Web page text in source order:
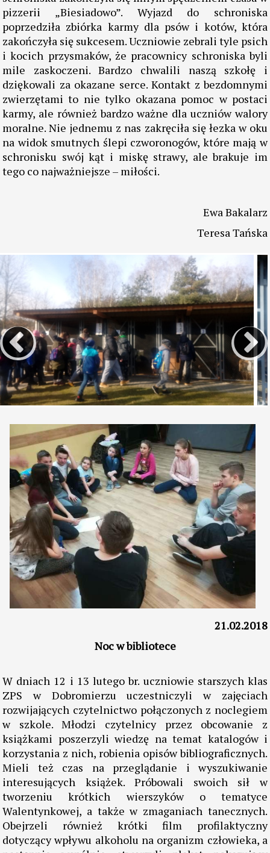
pizzerii „Biesiadowo”. Wyjazd do schroniska
poprzedziła zbiórka karmy dla psów i kotów, która
zakończyła się sukcesem. Uczniowie zebrali tyle psich
i kocich przysmaków, że pracownicy schroniska byli
mile zaskoczeni. Bardzo chwalili naszą szkołę i
dziękowali za okazane serce. Kontakt z bezdomnymi
zwierzętami to nie tylko okazana pomoc w postaci
karmy, ale również bardzo ważne dla uczniów walory
moralne. Nie jednemu z nas zakręciła się łezka w oku
na widok smutnych ślepi czworonogów, które mają w
schronisku swój kąt i miskę strawy, ale brakuje im
tego co najważniejsze – miłości.
Ewa Bakalarz
Teresa Tańska
21.02.2018
Noc w bibliotece
W dniach 12 i 13 lutego br. uczniowie starszych klas
ZPS w Dobromierzu uczestniczyli w zajęciach
rozwijających czytelnictwo połączonych z noclegiem
w szkole. Młodzi czytelnicy przez obcowanie z
książkami poszerzyli wiedzę na temat katalogów i
korzystania z nich, robienia opisów bibliograficznych.
Mieli też czas na przeglądanie i wyszukiwanie
interesujących książek. Próbowali swoich sił w
tworzeniu krótkich wierszyków o tematyce
Walentynkowej, a także w zmaganiach tanecznych.
Obejrzeli również krótki film profilaktyczny
dotyczący wpływu alkoholu na organizm człowieka, a